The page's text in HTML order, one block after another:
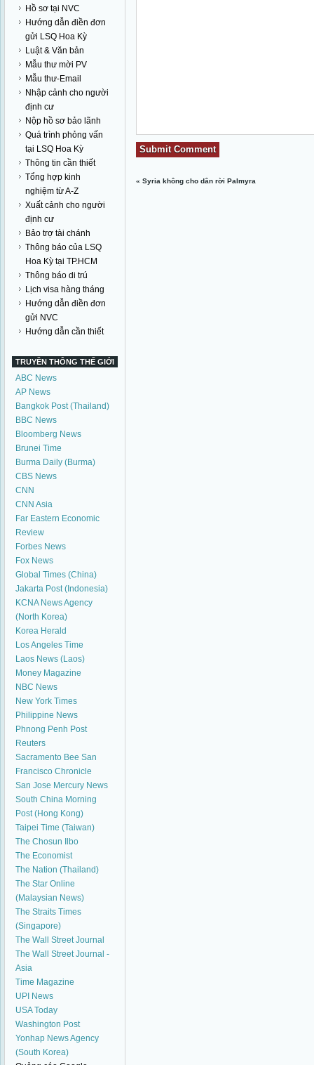
Hồ sơ tại NVC
Hướng dẫn điền đơn
gửi LSQ Hoa Kỳ
Luật & Văn bản
Mẫu thư mời PV
Mẫu thư-Email
Nhập cảnh cho người
định cư
Nộp hồ sơ bảo lãnh
Quá trình phỏng vấn
tại LSQ Hoa Kỳ
Thông tin cần thiết
Tổng hợp kinh
nghiệm từ A-Z
Xuất cảnh cho người
định cư
Bảo trợ tài chánh
Thông báo của LSQ
Hoa Kỳ tại TP.HCM
Thông báo di trú
Lịch visa hàng tháng
Hướng dẫn điền đơn
gửi NVC
Hướng dẫn cần thiết
TRUYỀN THÔNG THẾ GIỚI
ABC News
AP News
Bangkok Post (Thailand)
BBC News
Bloomberg News
Brunei Time
Burma Daily (Burma)
CBS News
CNN
CNN Asia
Far Eastern Economic
Review
Forbes News
Fox News
Global Times (China)
Jakarta Post (Indonesia)
KCNA News Agency
(North Korea)
Korea Herald
Los Angeles Time
Laos News (Laos)
Money Magazine
NBC News
New York Times
Philippine News
Phnong Penh Post
Reuters
Sacramento Bee San
Francisco Chronicle
San Jose Mercury News
South China Morning
Post (Hong Kong)
Taipei Time (Taiwan)
The Chosun Ilbo
The Economist
The Nation (Thailand)
The Star Online
(Malaysian News)
The Straits Times
(Singapore)
The Wall Street Journal
The Wall Street Journal -
Asia
Time Magazine
UPI News
USA Today
Washington Post
Yonhap News Agency
(South Korea)
«Syria không cho dân rời Palmyra